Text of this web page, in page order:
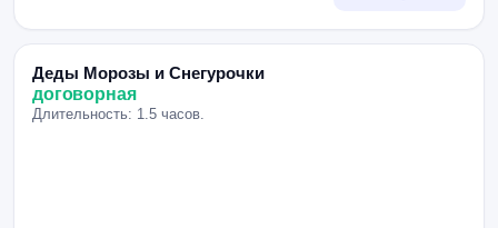
Деды Морозы и Снегурочки
договорная
Длительность: 1.5 часов.